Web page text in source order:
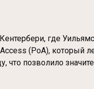
где
(PoA), который
что позволило